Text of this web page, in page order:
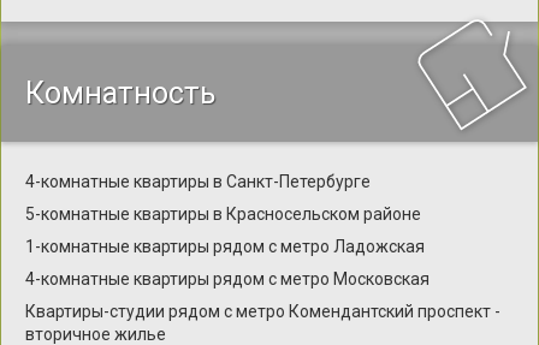
Комнатность
4-комнатные квартиры в Санкт-Петербурге
5-комнатные квартиры в Красносельском районе
1-комнатные квартиры рядом с метро Ладожская
4-комнатные квартиры рядом с метро Московская
Квартиры-студии рядом с метро Комендантский проспект -
вторичное жилье